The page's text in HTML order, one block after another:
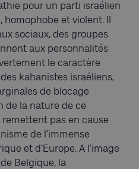
pour un parti israélien
et violent. Il
sociaux, des groupes
aux personnalités
le caractère
kahanistes israéliens,
de blocage
de la nature de ce
pas en cause
de l’immense
et d’Europe. A l’image
Belgique, la